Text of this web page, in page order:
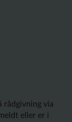
rådgivning via
eller er i